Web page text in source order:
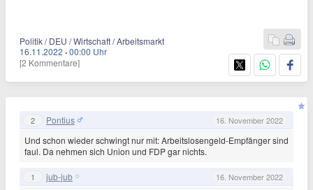
Politik / DEU / Wirtschaft / Arbeitsmarkt
16.11.2022 ·00:00 Uhr
[2 Kommentare]
2 Pontius 16. November 2022
Und schon wieder schwingt nur mit: Arbeitslosengeld-Empfänger sind
faul. Da nehmen sich Union und FDP gar nichts.
1 jub-jub 16. November 2022